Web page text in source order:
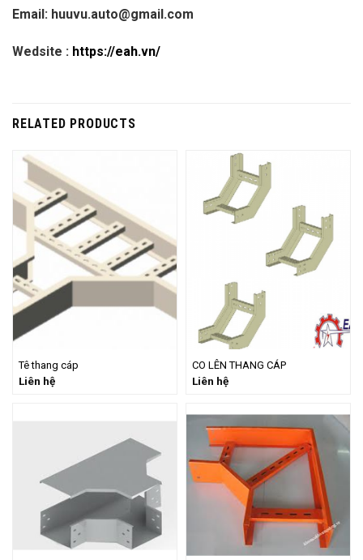
Email: huuvu.auto@gmail.com
Wedsite : https://eah.vn/
RELATED PRODUCTS
Tê thang cáp
Liên hệ
CO LÊN THANG CÁP
Liên hệ